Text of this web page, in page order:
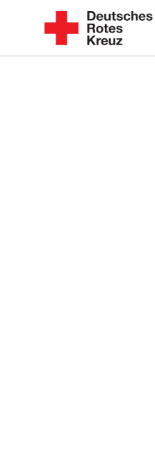
springen
Seit